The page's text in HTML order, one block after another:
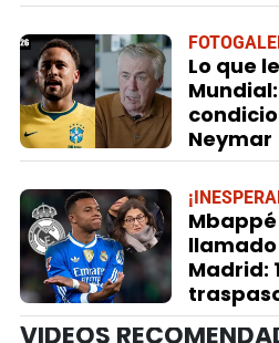
Lo que
Neymar
Madrid:
VIDEOS